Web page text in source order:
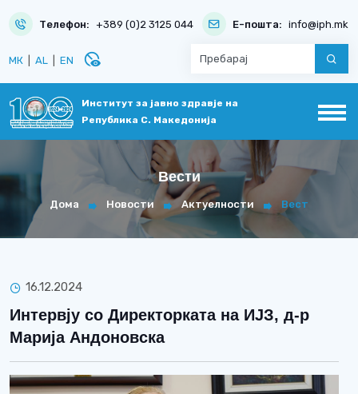
Телефон: +389 (0)2 3125 044 Е-пошта: info@iph.mk
МК AL EN disabled_visible
Институт за јавно здравје на
Република С. Македонија
Вести
Дома Новости Актуелности Вест
16.12.2024
Интервју со Директорката на ИЈЗ, д-р
Марија Андоновска